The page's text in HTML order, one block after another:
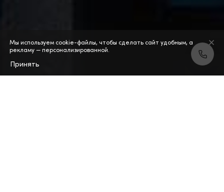
Мы используем cookie-файлы, чтобы сделать сайт удобным, а
рекламу — персонализированной.
Принять